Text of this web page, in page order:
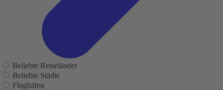
Beliebte Reiseländer
Beliebte Städte
Flughäfen